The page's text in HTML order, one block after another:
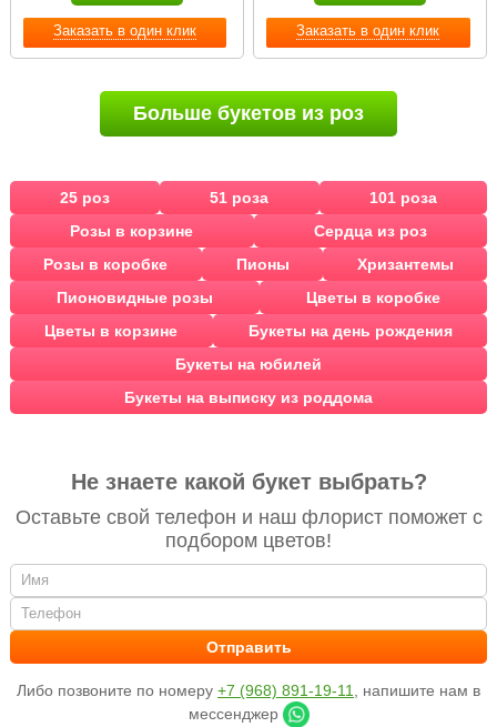
Заказать в один клик Заказать в один клик
Больше букетов из роз
25 роз 51 роза
101 роза
Розы в корзине
Сердца из роз
Розы в коробке
Пионы
Хризантемы
Пионовидные розы
Цветы в коробке
Цветы в корзине
Букеты на день рождения
Букеты на юбилей
Букеты на выписку из роддома
Не знаете какой букет выбрать?
Оставьте свой телефон и наш флорист поможет с
подбором цветов!
Либо позвоните по номеру +7 (968) 891-19-11
, напишите нам в
мессенджер